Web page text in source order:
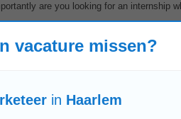
are you looking for an internship
moeiteloos weet te combineren?
vacature missen?
in Haarlem